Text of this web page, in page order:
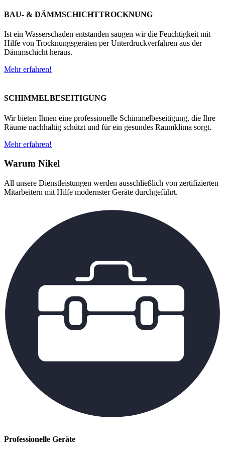
BAU- & DÄMMSCHICHTTROCKNUNG
Ist ein Wasserschaden entstanden saugen wir die Feuchtigkeit mit
Hilfe von Trocknungsgeräten per Unterdruckverfahren aus der
Dämmschicht heraus.
Mehr erfahren!
SCHIMMELBESEITIGUNG
Wir bieten Ihnen eine professionelle Schimmelbeseitigung, die Ihre
Räume nachhaltig schützt und für ein gesundes Raumklima sorgt.
Mehr erfahren!
Warum Nikel
All unsere Dienstleistungen werden ausschließlich von zertifizierten
Mitarbeitern mit Hilfe modernster Geräte durchgeführt.
Professionelle Geräte